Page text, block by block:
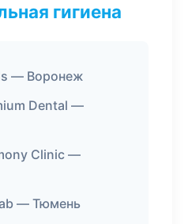
гигиена
— Воронеж
Dental —
Clinic —
— Тюмень